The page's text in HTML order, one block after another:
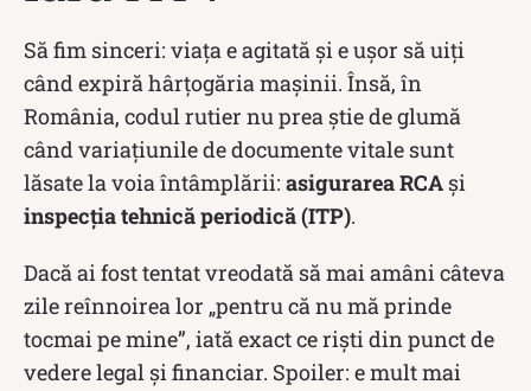
Să fim sinceri: viața e agitată și e ușor să uiți
când expiră hârțogăria mașinii. Însă, în
România, codul rutier nu prea știe de glumă
când variațiunile de documente vitale sunt
lăsate la voia întâmplării: asigurarea RCA și
inspecția tehnică periodică (ITP).
Dacă ai fost tentat vreodată să mai amâni câteva
zile reînnoirea lor „pentru că nu mă prinde
tocmai pe mine”, iată exact ce riști din punct de
vedere legal și financiar. Spoiler: e mult mai